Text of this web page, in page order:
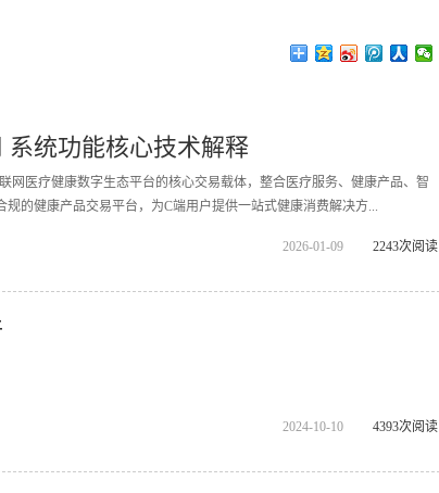
统功能核心技术解释
网医疗健康数字生态平台的核心交易载体，整合医疗服务、健康产品、智
的健康产品交易平台，为C端用户提供一站式健康消费解决方...
2026-01-09 2243次阅读
2024-10-10 4393次阅读